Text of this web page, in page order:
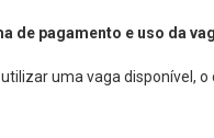
de pagamento e uso da
utilizar uma vaga disponível,